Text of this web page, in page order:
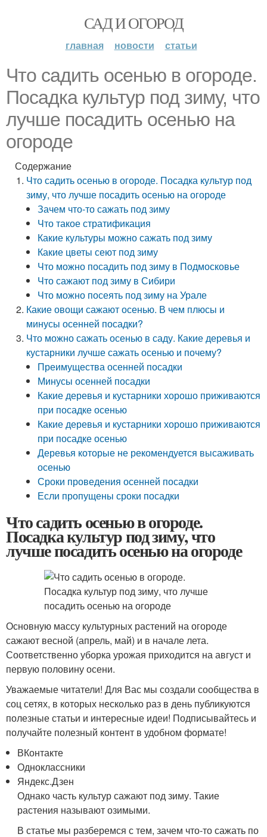
САД И ОГОРОД
главная новости статьи
Что садить осенью в огороде.
Посадка культур под зиму, что
лучше посадить осенью на
огороде
Содержание
Что садить осенью в огороде. Посадка культур под
зиму, что лучше посадить осенью на огороде
Зачем что-то сажать под зиму
Что такое стратификация
Какие культуры можно сажать под зиму
Какие цветы сеют под зиму
Что можно посадить под зиму в Подмосковье
Что сажают под зиму в Сибири
Что можно посеять под зиму на Урале
Какие овощи сажают осенью. В чем плюсы и
минусы осенней посадки?
Что можно сажать осенью в саду. Какие деревья и
кустарники лучше сажать осенью и почему?
Преимущества осенней посадки
Минусы осенней посадки
Какие деревья и кустарники хорошо приживаются
при посадке осенью
Какие деревья и кустарники хорошо приживаются
при посадке осенью
Деревья которые не рекомендуется высаживать
осенью
Сроки проведения осенней посадки
Если пропущены сроки посадки
Что садить осенью в огороде.
Посадка культур под зиму, что
лучше посадить осенью на огороде
Основную массу культурных растений на огороде
сажают весной (апрель, май) и в начале лета.
Соответственно уборка урожая приходится на август и
первую половину осени.
Уважаемые читатели! Для Вас мы создали сообщества в
соц сетях, в которых несколько раз в день публикуются
полезные статьи и интересные идеи! Подписывайтесь и
получайте полезный контент в удобном формате!
ВКонтакте
Одноклассники
Яндекс.Дзен
Однако часть культур сажают под зиму. Такие
растения называют озимыми.
В статье мы разберемся с тем, зачем что-то сажать по